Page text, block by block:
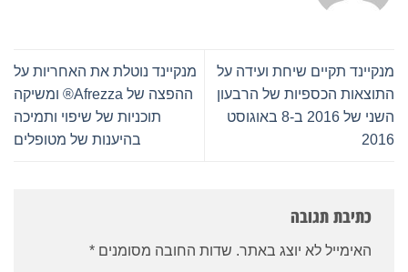
על
מנקיינד נוטלת את האחריות על
ההפצה של Afrezza® ומשיקה
תוכניות של שיפוי ותמיכה
שדות החובה מסומנים*